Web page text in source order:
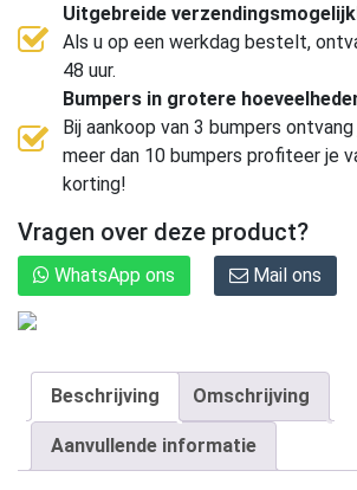
Uitgebreide
Als u op een werkdag bestelt,
48 uur.
Bumpers in grotere
Bij aankoop van 3 bumpers
meer dan 10 bumpers profiteer je
korting!
Vragen over deze product?
WhatsApp ons Mail ons
Beschrijving Omschrijving
Aanvullende informatie